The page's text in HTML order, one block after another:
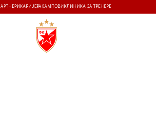
КАРИЈЕРА КАМПОВИ КЛИНИКА ЗА ТРЕНЕРЕ